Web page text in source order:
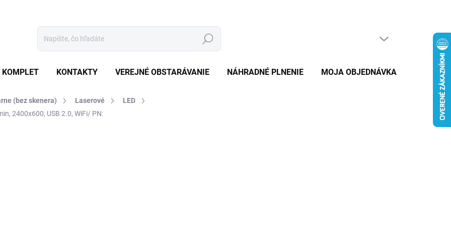
Hľadať
KOMPLET KONTAKTY VEREJNÉ OBSTARÁVANIE NÁHRADNÉ PLNENIE MOJA OBJEDNÁVKA ZNAČKY
(bez skenera) Laserové
LED
2400x600, USB 2.0, WiFi/ PN: